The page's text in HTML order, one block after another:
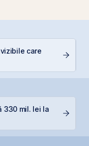
care
330 mil. lei la